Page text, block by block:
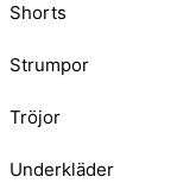
Shorts
Strumpor
Tröjor
Underkläder